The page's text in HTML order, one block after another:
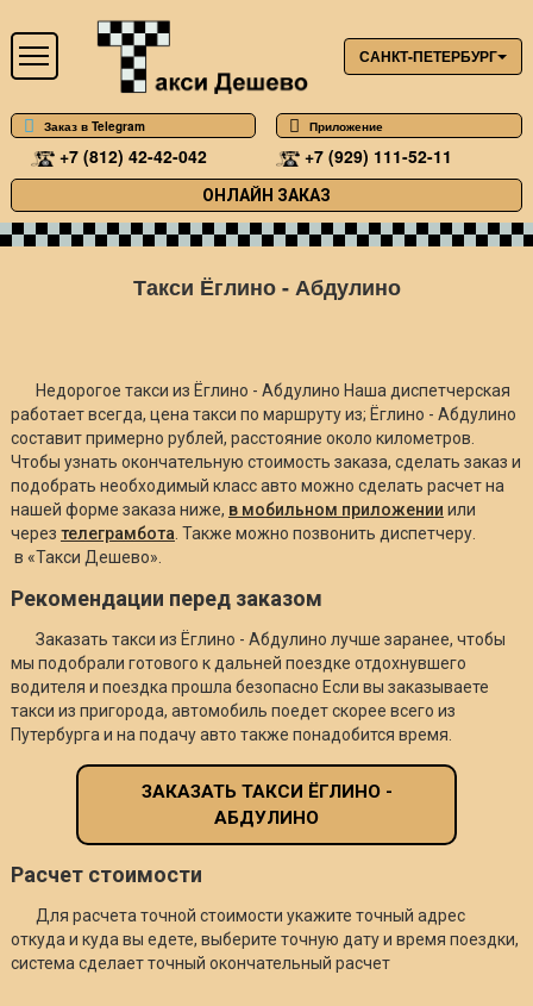
САНКТ-ПЕТЕРБУРГ
Заказ в Telegram Приложение
+7 (812) 42-42-042 +7 (929) 111-52-11
ОНЛАЙН ЗАКАЗ
Такси Ёглино - Абдулино
Недорогое такси из Ёглино - Абдулино Наша диспетчерская
работает всегда, цена такси по маршруту из; Ёглино - Абдулино
составит примерно рублей, расстояние около километров.
Чтобы узнать окончательную стоимость заказа, сделать заказ и
подобрать необходимый класс авто можно сделать расчет на
нашей форме заказа ниже, в мобильном приложении или
через телеграмбота . Также можно позвонить диспетчеру.
в «Такси Дешево».
Рекомендации перед заказом
Заказать такси из Ёглино - Абдулино лучше заранее, чтобы
мы подобрали готового к дальней поездке отдохнувшего
водителя и поездка прошла безопасно Если вы заказываете
такси из пригорода, автомобиль поедет скорее всего из
Путербурга и на подачу авто также понадобится время.
ЗАКАЗАТЬ ТАКСИ ЁГЛИНО -
АБДУЛИНО
Расчет стоимости
Для расчета точной стоимости укажите точный адрес
откуда и куда вы едете, выберите точную дату и время поездки,
система сделает точный окончательный расчет